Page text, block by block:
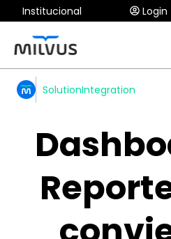
Institucional Login
SolutionIntegration